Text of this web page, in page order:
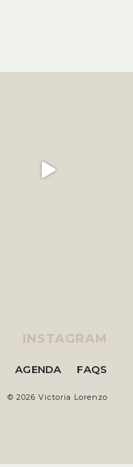
INSTAGRAM
AGENDA FAQS
© 2026 Victoria Lorenzo